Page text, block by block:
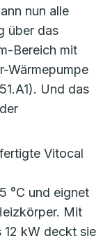
nun alle
über das
Bereich mit
Wärmepumpe
Und das
Vitocal
°C und eignet
Mit
12 kW deckt sie